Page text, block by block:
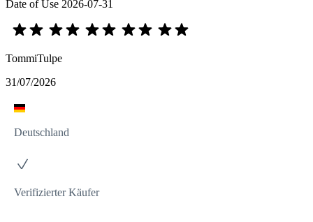
Date of Use 2026-07-31
TommiTulpe
31/07/2026
Deutschland
Verifizierter Käufer